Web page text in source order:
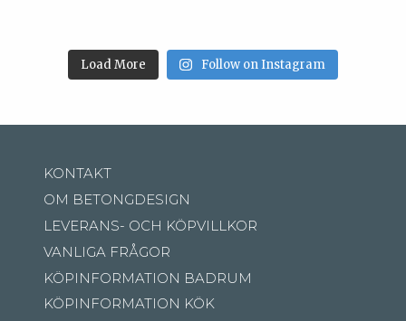
Load More Follow on Instagram
KONTAKT
OM BETONGDESIGN
LEVERANS- OCH KÖPVILLKOR
VANLIGA FRÅGOR
KÖPINFORMATION BADRUM
KÖPINFORMATION KÖK